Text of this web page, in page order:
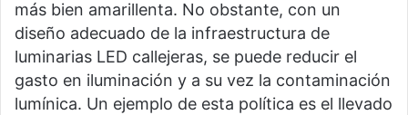
más bien amarillenta. No obstante, con un
diseño adecuado de la infraestructura de
luminarias LED callejeras, se puede reducir el
gasto en iluminación y a su vez la contaminación
lumínica. Un ejemplo de esta política es el llevado